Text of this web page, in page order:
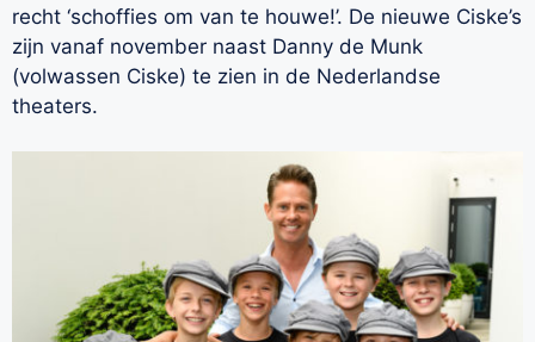
recht ‘schoffies om van te houwe!’. De nieuwe Ciske’s
zijn vanaf november naast Danny de Munk
(volwassen Ciske) te zien in de Nederlandse
theaters.